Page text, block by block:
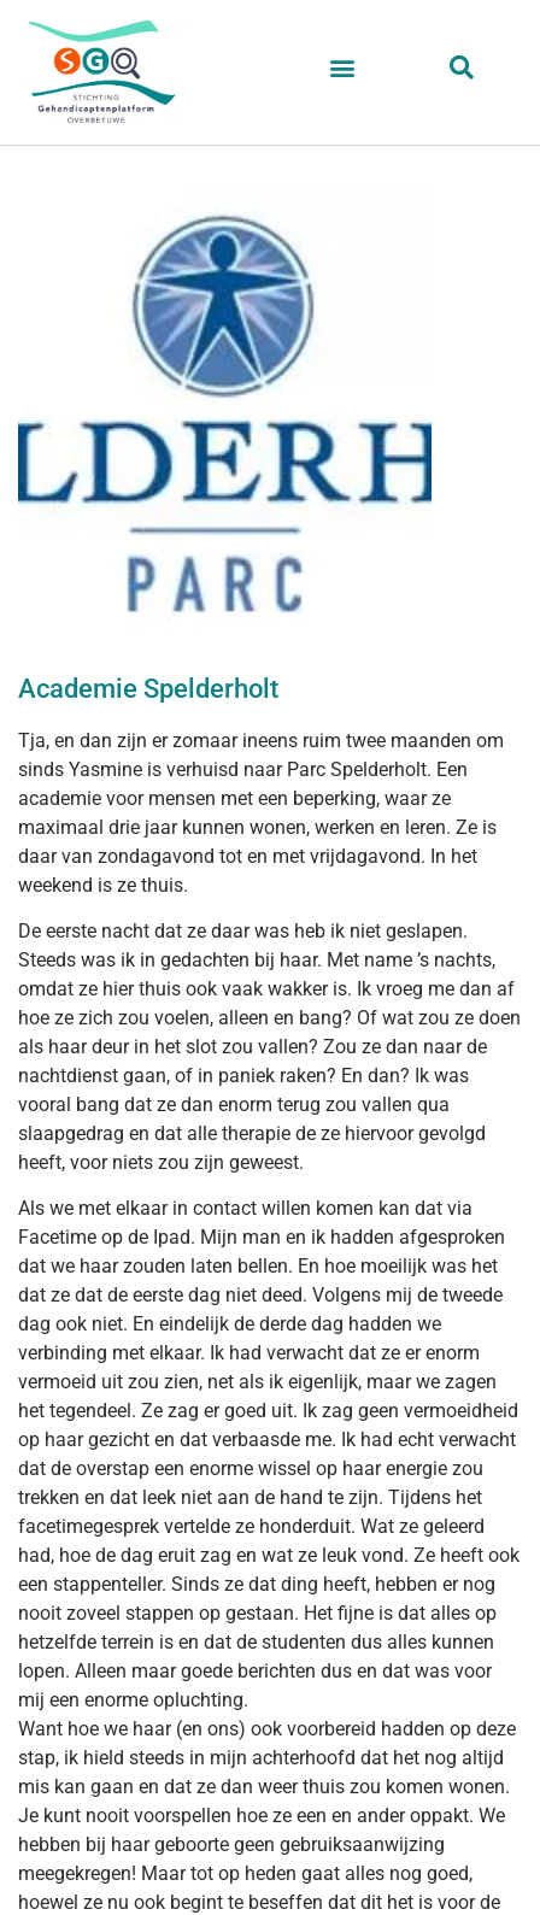
Academie Spelderholt
Tja, en dan zijn er zomaar ineens ruim twee maanden om
sinds Yasmine is verhuisd naar Parc Spelderholt. Een
academie voor mensen met een beperking, waar ze
maximaal drie jaar kunnen wonen, werken en leren. Ze is
daar van zondagavond tot en met vrijdagavond. In het
weekend is ze thuis.
De eerste nacht dat ze daar was heb ik niet geslapen.
Steeds was ik in gedachten bij haar. Met name ’s nachts,
omdat ze hier thuis ook vaak wakker is. Ik vroeg me dan af
hoe ze zich zou voelen, alleen en bang? Of wat zou ze doen
als haar deur in het slot zou vallen? Zou ze dan naar de
nachtdienst gaan, of in paniek raken? En dan? Ik was
vooral bang dat ze dan enorm terug zou vallen qua
slaapgedrag en dat alle therapie de ze hiervoor gevolgd
heeft, voor niets zou zijn geweest.
Als we met elkaar in contact willen komen kan dat via
Facetime op de Ipad. Mijn man en ik hadden afgesproken
dat we haar zouden laten bellen. En hoe moeilijk was het
dat ze dat de eerste dag niet deed. Volgens mij de tweede
dag ook niet. En eindelijk de derde dag hadden we
verbinding met elkaar. Ik had verwacht dat ze er enorm
vermoeid uit zou zien, net als ik eigenlijk, maar we zagen
het tegendeel. Ze zag er goed uit. Ik zag geen vermoeidheid
op haar gezicht en dat verbaasde me. Ik had echt verwacht
dat de overstap een enorme wissel op haar energie zou
trekken en dat leek niet aan de hand te zijn. Tijdens het
facetimegesprek vertelde ze honderduit. Wat ze geleerd
had, hoe de dag eruit zag en wat ze leuk vond. Ze heeft ook
een stappenteller. Sinds ze dat ding heeft, hebben er nog
nooit zoveel stappen op gestaan. Het fijne is dat alles op
hetzelfde terrein is en dat de studenten dus alles kunnen
lopen. Alleen maar goede berichten dus en dat was voor
mij een enorme opluchting.
Want hoe we haar (en ons) ook voorbereid hadden op deze
stap, ik hield steeds in mijn achterhoofd dat het nog altijd
mis kan gaan en dat ze dan weer thuis zou komen wonen.
Je kunt nooit voorspellen hoe ze een en ander oppakt. We
hebben bij haar geboorte geen gebruiksaanwijzing
meegekregen! Maar tot op heden gaat alles nog goed,
hoewel ze nu ook begint te beseffen dat dit het is voor de